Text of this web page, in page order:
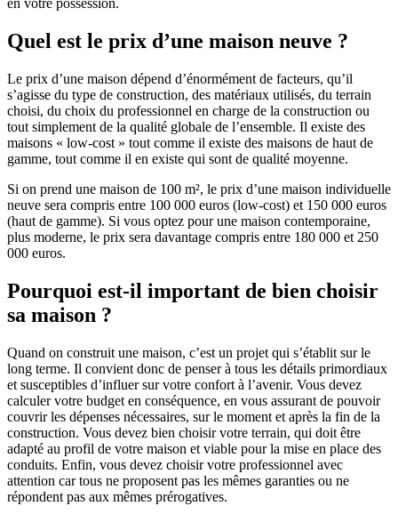
en votre possession.
Quel est le prix d’une maison neuve ?
Le prix d’une maison dépend d’énormément de facteurs, qu’il
s’agisse du type de construction, des matériaux utilisés, du terrain
choisi, du choix du professionnel en charge de la construction ou
tout simplement de la qualité globale de l’ensemble. Il existe des
maisons « low-cost » tout comme il existe des maisons de haut de
gamme, tout comme il en existe qui sont de qualité moyenne.
Si on prend une maison de 100 m², le prix d’une maison individuelle
neuve sera compris entre 100 000 euros (low-cost) et 150 000 euros
(haut de gamme). Si vous optez pour une maison contemporaine,
plus moderne, le prix sera davantage compris entre 180 000 et 250
000 euros.
Pourquoi est-il important de bien choisir
sa maison ?
Quand on construit une maison, c’est un projet qui s’établit sur le
long terme. Il convient donc de penser à tous les détails primordiaux
et susceptibles d’influer sur votre confort à l’avenir. Vous devez
calculer votre budget en conséquence, en vous assurant de pouvoir
couvrir les dépenses nécessaires, sur le moment et après la fin de la
construction. Vous devez bien choisir votre terrain, qui doit être
adapté au profil de votre maison et viable pour la mise en place des
conduits. Enfin, vous devez choisir votre professionnel avec
attention car tous ne proposent pas les mêmes garanties ou ne
répondent pas aux mêmes prérogatives.